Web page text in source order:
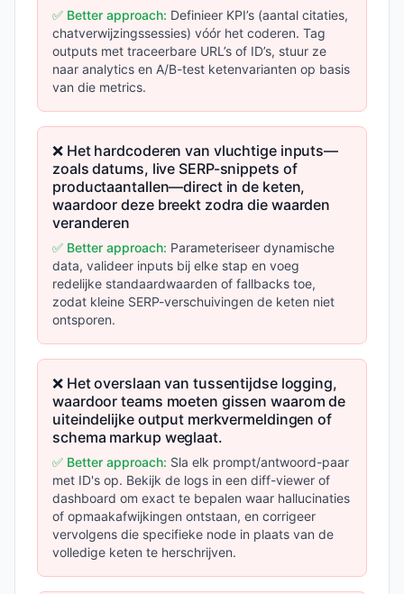
✅ Better approach: Definieer KPI’s (aantal citaties,
chatverwijzingssessies) vóór het coderen. Tag
outputs met traceerbare URL’s of ID’s, stuur ze
naar analytics en A/B-test ketenvarianten op basis
van die metrics.
❌ Het hardcoderen van vluchtige inputs—
zoals datums, live SERP-snippets of
productaantallen—direct in de keten,
waardoor deze breekt zodra die waarden
veranderen
✅ Better approach: Parameteriseer dynamische
data, valideer inputs bij elke stap en voeg
redelijke standaardwaarden of fallbacks toe,
zodat kleine SERP-verschuivingen de keten niet
ontsporen.
❌ Het overslaan van tussentijdse logging,
waardoor teams moeten gissen waarom de
uiteindelijke output merkvermeldingen of
schema markup weglaat.
✅ Better approach: Sla elk prompt/antwoord-paar
met ID's op. Bekijk de logs in een diff-viewer of
dashboard om exact te bepalen waar hallucinaties
of opmaakafwijkingen ontstaan, en corrigeer
vervolgens die specifieke node in plaats van de
volledige keten te herschrijven.